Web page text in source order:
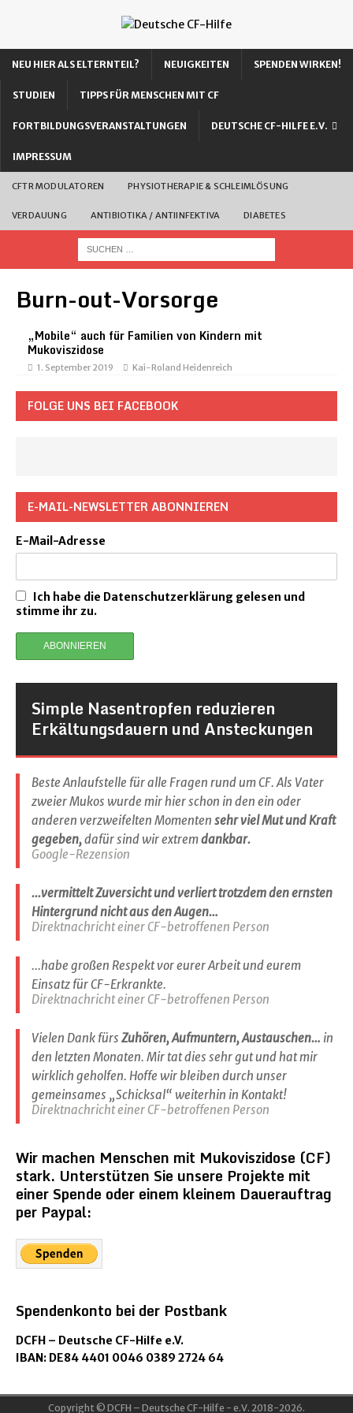
NEU HIER ALS ELTERNTEIL? NEUIGKEITEN SPENDEN WIRKEN!
STUDIEN TIPPS FÜR MENSCHEN MIT CF
FORTBILDUNGSVERANSTALTUNGEN DEUTSCHE CF-HILFE E.V.
IMPRESSUM
CFTR MODULATOREN PHYSIOTHERAPIE & SCHLEIMLÖSUNG
VERDAUUNG ANTIBIOTIKA / ANTIINFEKTIVA DIABETES
Burn-out-Vorsorge
„Mobile“ auch für Familien von Kindern mit
Mukoviszidose
1. September 2019 Kai-Roland Heidenreich
FOLGE UNS BEI FACEBOOK
E-MAIL-NEWSLETTER ABONNIEREN
E-Mail-Adresse
Ich habe die Datenschutzerklärung gelesen und
stimme ihr zu.
Simple Nasentropfen reduzieren
Erkältungsdauern und Ansteckungen
Beste Anlaufstelle für alle Fragen rund um CF. Als Vater
zweier Mukos wurde mir hier schon in den ein oder
anderen verzweifelten Momenten sehr viel Mut und Kraft
gegeben,dafür sind wir extremdankbar.
Google-Rezension
...vermittelt Zuversicht und verliert trotzdem den ernsten
Hintergrund nicht aus den Augen…
Direktnachricht einer CF-betroffenen Person
...habe großen Respekt vor eurer Arbeit und eurem
Einsatz für CF-Erkrankte.
Direktnachricht einer CF-betroffenen Person
Vielen Dank fürs Zuhören, Aufmuntern, Austauschen… in
den letzten Monaten. Mir tat dies sehr gut und hat mir
wirklich geholfen. Hoffe wir bleiben durch unser
gemeinsames „Schicksal“ weiterhin in Kontakt!
Direktnachricht einer CF-betroffenen Person
Wir machen Menschen mit Mukoviszidose (CF)
stark. Unterstützen Sie unsere Projekte mit
einer Spende oder einem kleinem Dauerauftrag
per Paypal:
Spendenkonto bei der Postbank
DCFH – Deutsche CF-Hilfe e.V.
IBAN: DE84 4401 0046 0389 2724 64
Copyright © DCFH – Deutsche CF-Hilfe - e.V. 2018-2026.